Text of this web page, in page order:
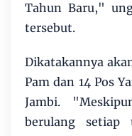
Tahun Baru,"
tersebut.
Dikatakannya
Pam dan 14 Pos
Jambi.
berulang setiap